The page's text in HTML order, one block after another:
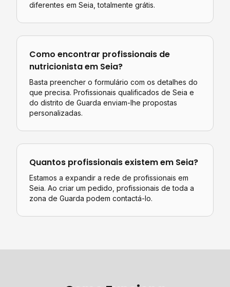
diferentes em Seia , totalmente grátis.
Como encontrar profissionais de
nutricionistaem Seia?
Basta preencher o formulário com os detalhes do
que precisa. Profissionais qualificados de Seia e
do distrito de Guarda enviam-lhe propostas
personalizadas.
Quantos profissionais existem em Seia?
Estamos a expandir a rede de profissionais em
Seia. Ao criar um pedido, profissionais de toda a
zona de Guarda podem contactá-lo.